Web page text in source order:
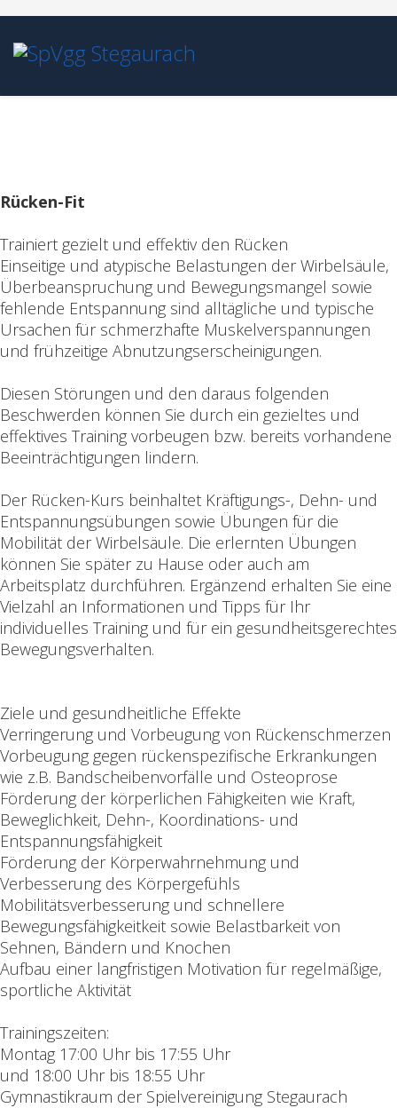
Rücken-Fit
Trainiert gezielt und effektiv den Rücken
Einseitige und atypische Belastungen der Wirbelsäule,
Überbeanspruchung und Bewegungsmangel sowie
fehlende Entspannung sind alltägliche und typische
Ursachen für schmerzhafte Muskelverspannungen
und frühzeitige Abnutzungserscheinigungen.
Diesen Störungen und den daraus folgenden
Beschwerden können Sie durch ein gezieltes und
effektives Training vorbeugen bzw. bereits vorhandene
Beeinträchtigungen lindern.
Der Rücken-Kurs beinhaltet Kräftigungs-, Dehn- und
Entspannungsübungen sowie Übungen für die
Mobilität der Wirbelsäule. Die erlernten Übungen
können Sie später zu Hause oder auch am
Arbeitsplatz durchführen. Ergänzend erhalten Sie eine
Vielzahl an Informationen und Tipps für Ihr
individuelles Training und für ein gesundheitsgerechtes
Bewegungsverhalten.
Ziele und gesundheitliche Effekte
Verringerung und Vorbeugung von Rückenschmerzen
Vorbeugung gegen rückenspezifische Erkrankungen
wie z.B. Bandscheibenvorfälle und Osteoprose
Förderung der körperlichen Fähigkeiten wie Kraft,
Beweglichkeit, Dehn-, Koordinations- und
Entspannungsfähigkeit
Förderung der Körperwahrnehmung und
Verbesserung des Körpergefühls
Mobilitätsverbesserung und schnellere
Bewegungsfähigkeitkeit sowie Belastbarkeit von
Sehnen, Bändern und Knochen
Aufbau einer langfristigen Motivation für regelmäßige,
sportliche Aktivität
Trainingszeiten:
Montag 17:00 Uhr bis 17:55 Uhr
und 18:00 Uhr bis 18:55 Uhr
Gymnastikraum der Spielvereinigung Stegaurach